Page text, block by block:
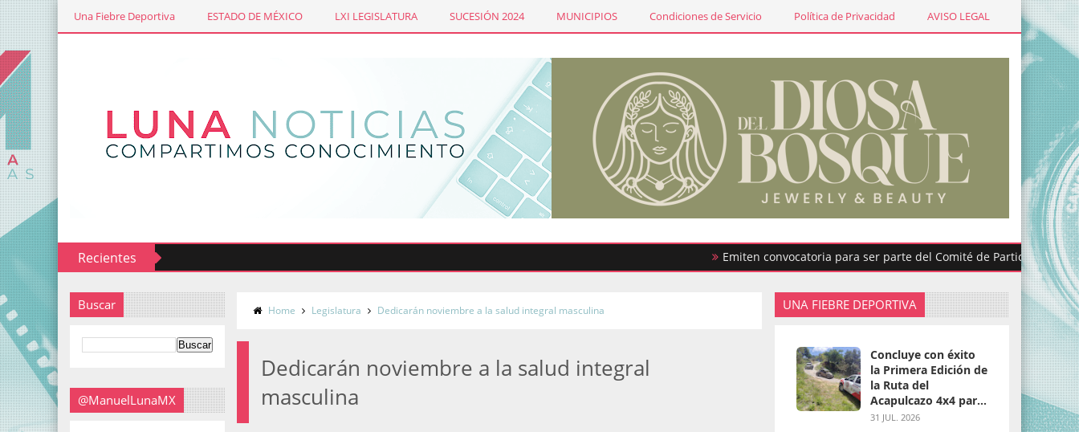
Una Fiebre Deportiva ESTADO DE MÉXICO LXI LEGISLATURA SUCESIÓN 2024 MUNICIPIOS Condiciones de Servicio Política de Privacidad AVISO LEGAL
Recientes
Emiten convocatoria para ser parte del Comité de Participación
contra gusano barrenador
Buscar
@ManuelLunaMX
Home Legislatura Dedicarán noviembre a la salud integral masculina
Dedicarán noviembre a la salud integral
masculina
UNA FIEBRE DEPORTIVA
Concluye con éxito
la Primera Edición de
la Ruta del
Acapulcazo 4x4 para
parejas
31 JUL. 2026